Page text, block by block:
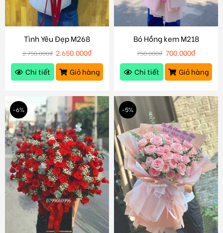
Tình Yêu Đẹp M268
2.750.000₫ 2.650.000₫
Chi tiết
Giỏ hàng
Bó Hồng kem M218
750.000₫ 700.000₫
Chi tiết
Giỏ hàng
-6% -5%